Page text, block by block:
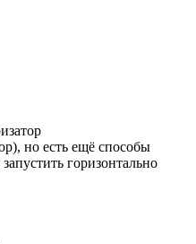
но есть ещё способы
горизонтально